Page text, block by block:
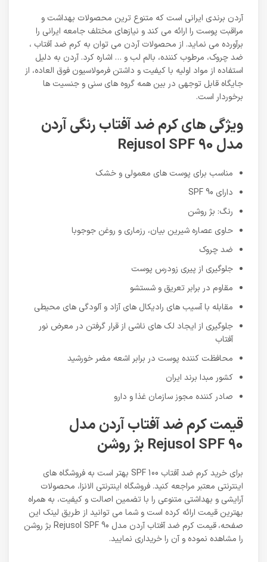
آردن برندی ایرانی است که متنوع ترین محصولات بهداشت و
مراقبت پوست را ارائه می کند و نیازهای مختلف جامعه ایرانی را
برآورده می نماید. از محصولات آردن می توان به کرم ضد آفتاب ،
ضد چروک، مرطوب کننده، بالم لب و … اشاره کرد. آردن به دلیل
استفاده از مواد اولیه با کیفیت و داشتن فرمولاسیون فوق العاده، از
جایگاه قابل توجهی در بین همه گروه های سنی و جنسیت ها
برخوردار است.
ویژگی های کرم ضد آفتاب رنگی آردن
مدل Rejusol SPF 90
مناسب برای پوست های معمولی و خشک
دارای SPF 90
رنگ: بژ روشن
حاوی عصاره شیرین بیان، رزماری و روغن جوجوبا
ضد چروک
جلوگیری از پیری زودرس پوست
مقاوم در برابر تعریق و شستشو
مقابله با آسیب های رادیکال های آزاد و آلودگی های محیطی
جلوگیری از ایجاد لک های ناشی از قرار گرفتن در معرض نور
آفتاب
محافظت کننده پوست در برابر اشعه مضر خورشید
کشور مبدا برند ایران
صادر کننده مجوز سازمان غذا و دارو
قیمت کرم ضد آفتاب آردن مدل
Rejusol SPF 90 بژ روشن
برای خرید کرم ضد آفتاب SPF 100 بهتر است به فروشگاه های
اینترنتی معتبر مراجعه کنید. فروشگاه اینترنتی الانزا، محصولات
آرایشی و بهداشتی متنوعی را با تضمین اصالت و کیفیت، به همراه
بهترین قیمت ارائه کرده است و شما می توانید از طریق لینک این
صفحه،
قیمت کرم ضد آفتاب آردن مدل Rejusol SPF 90 بژ روشن
را مشاهده نموده و آن را خریداری نمایید.